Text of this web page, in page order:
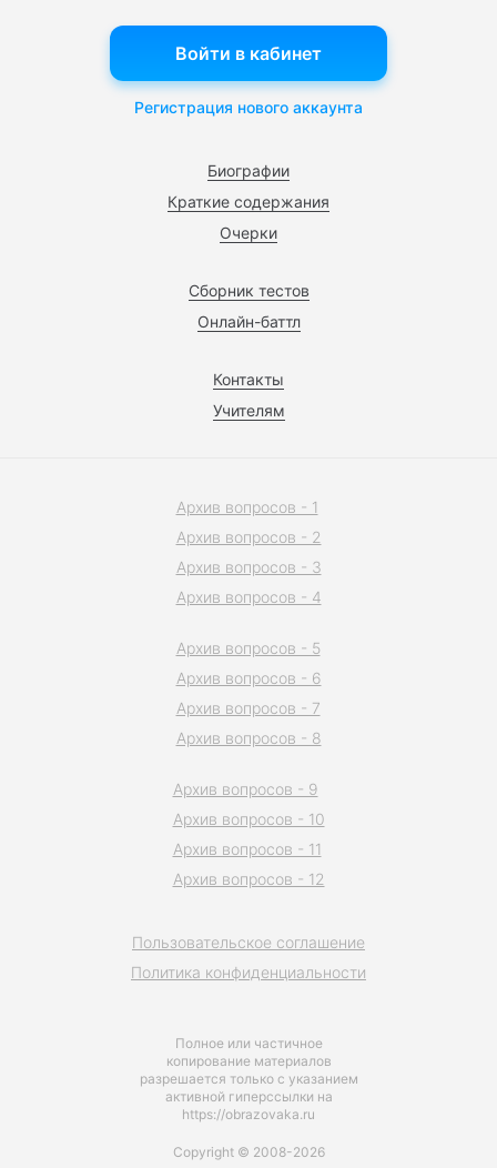
Биографии
Краткие содержания
Очерки
Сборник тестов
Онлайн-баттл
Контакты
Учителям
Войти в кабинет
Регистрация нового аккаунта
Полное или частичное
копирование материалов
разрешается только с указанием
активной гиперссылки на
https://obrazovaka.ru
Пользовательское соглашение
Политика конфиденциальности
Архив вопросов - 1
Архив вопросов - 2
Архив вопросов - 3
Архив вопросов - 4
Архив вопросов - 5
Архив вопросов - 6
Архив вопросов - 7
Архив вопросов - 8
Архив вопросов - 9
Архив вопросов - 10
Архив вопросов - 11
Архив вопросов - 12
Copyright © 2008-2026